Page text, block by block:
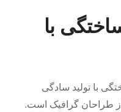
با
با تولید سادگی
طراحان گرافیک است.